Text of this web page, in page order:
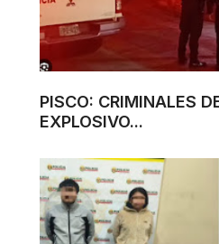
PISCO: CRIMINALES
EXPLOSIVO...